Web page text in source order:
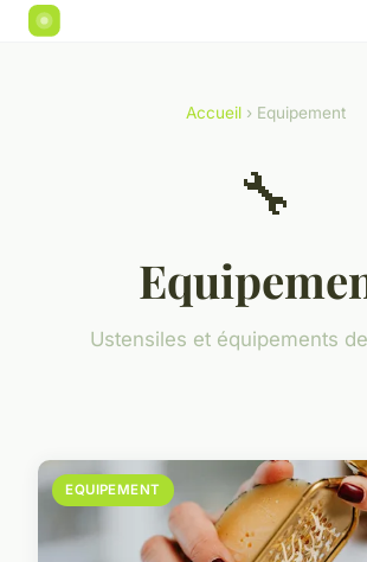
Accueil› Equipement
🔧
Ustensiles et équipements
EQUIPEMENT